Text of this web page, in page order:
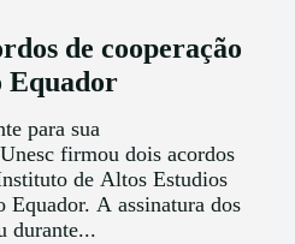
de cooperação
Equador
para sua
firmou dois acordos
de Altos Estudios
A assinatura dos
durante...